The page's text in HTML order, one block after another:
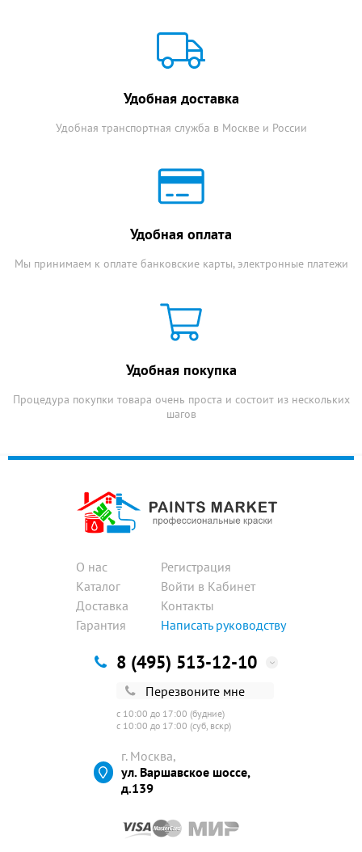
Удобная доставка
Удобная транспортная служба в Москве и России
Удобная оплата
Мы принимаем к оплате банковские карты, электронные платежи
Удобная покупка
Процедура покупки товара очень проста и состоит из нескольких
шагов
О нас
Каталог
Доставка
Гарантия
Регистрация
Войти в Кабинет
Контакты
Написать руководству
8 (495) 513-12-10
Перезвоните мне
с 10:00 до 17:00 (будние)
с 10:00 до 17:00 (суб, вскр)
г. Москва,
ул. Варшавское шоссе,
д.139